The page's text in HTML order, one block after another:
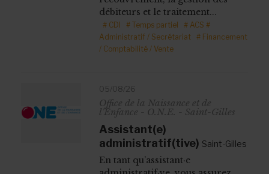
débiteurs et le traitement...
# CDI # Temps partiel # ACS #
Administratif / Secrétariat # Financement
/ Comptabilité / Vente
05/08/26
Office de la Naissance et de
l'Enfance - O.N.E. - Saint-Gilles
Assistant(e)
administratif(tive) Saint-Gilles
En tant qu’assistant·e